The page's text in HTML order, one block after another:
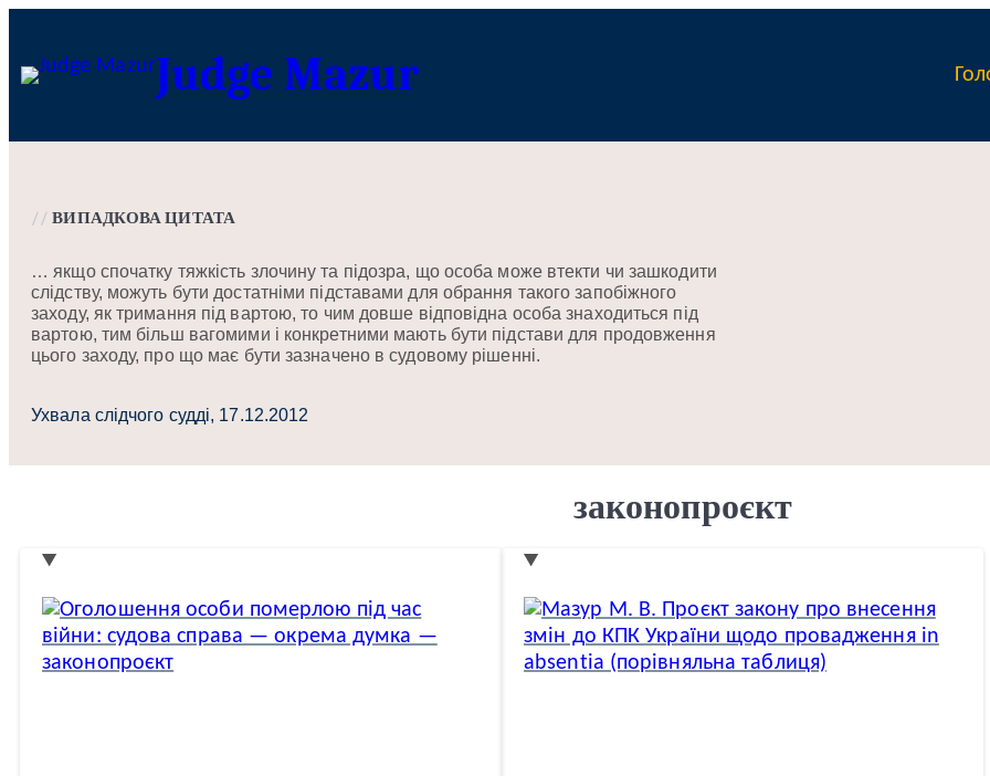
вмісту
Judge Mazur
// ВИПАДКОВА ЦИТАТА
… якщо спочатку тяжкість злочину та підозра, що особа може втекти чи зашкодити
слідству, можуть бути достатніми підставами для обрання такого запобіжного
заходу, як тримання під вартою, то чим довше відповідна особа знаходиться під
вартою, тим більш вагомими і конкретними мають бути підстави для продовження
цього заходу, про що має бути зазначено в судовому рішенні.
Ухвала слідчого судді, 17.12.2012
законопроєкт